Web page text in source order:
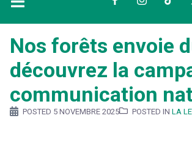
Nos forêts envoie
découvrez la
communication
POSTED 5 NOVEMBRE 2025 POSTED IN LA